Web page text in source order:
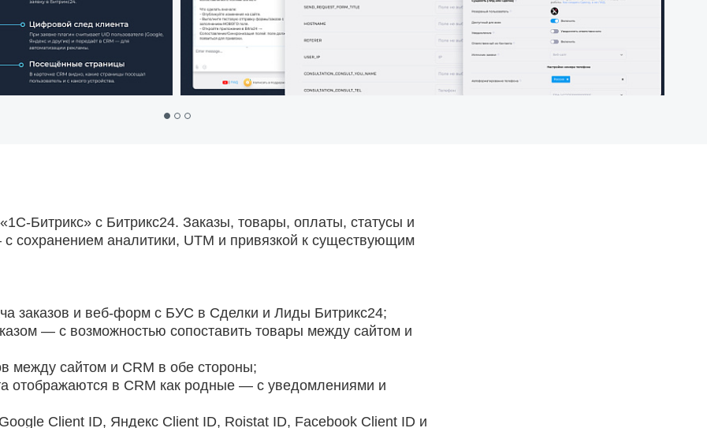
Битрикс» с Битрикс24. Заказы, товары, оплаты, статусы и
сохранением аналитики, UTM и привязкой к существующим
заказов и веб-форм с БУС в Сделки и Лиды Битрикс24;
— с возможностью сопоставить товары между сайтом и
между сайтом и CRM в обе стороны;
отображаются в CRM как родные — с уведомлениями и
Client ID, Яндекс Client ID, Roistat ID, Facebook Client ID и